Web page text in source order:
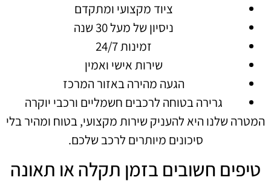
ציוד מקצועי ומתקדם
ניסיון של מעל 30 שנה
זמינות 24/7
שירות אישי ואמין
הגעה מהירה באזור המרכז
גרירה בטוחה לרכבים חשמליים ורכבי יוקרה
המטרה שלנו היא להעניק שירות מקצועי, בטוח ומהיר בלי
סיכונים מיותרים לרכב שלכם.
טיפים חשובים בזמן תקלה או תאונה